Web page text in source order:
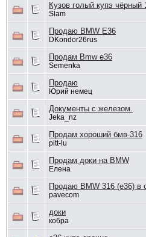
Кузов голый купэ чёрный
Slam
Продаю BMW E36
DKondor26rus
Продам Bmw e36
Semenka
Продаю
Юрий немец
Документы с железом.
Jeka_nz
Продам хороший бмв-316
pitt-lu
Продам доки на BMW
Елена
Продаю BMW 316 (e36) в
pavecom
доки
кобра